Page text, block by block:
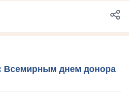
Всемирным днем донора